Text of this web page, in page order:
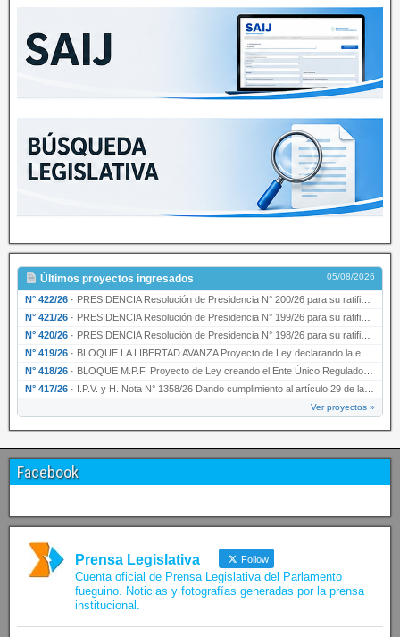
Últimos proyectos ingresados 05/08/2026
N° 422/26 · PRESIDENCIA Resolución de Presidencia N° 200/26 para su ratificación.
N° 421/26 · PRESIDENCIA Resolución de Presidencia N° 199/26 para su ratificación.
N° 420/26 · PRESIDENCIA Resolución de Presidencia N° 198/26 para su ratificación.
N° 419/26 · BLOQUE LA LIBERTAD AVANZA Proyecto de Ley declarando la esencialidad del servicio educativ…
N° 418/26 · BLOQUE M.P.F. Proyecto de Ley creando el Ente Único Regulador de servicios públicos de la …
N° 417/26 · I.P.V. y H. Nota N° 1358/26 Dando cumplimiento al artículo 29 de la Ley provincial N° 1399…
Ver proyectos »
Facebook
Prensa Legislativa Follow
Cuenta oficial de Prensa Legislativa del Parlamento
fueguino. Noticias y fotografías generadas por la prensa
institucional.